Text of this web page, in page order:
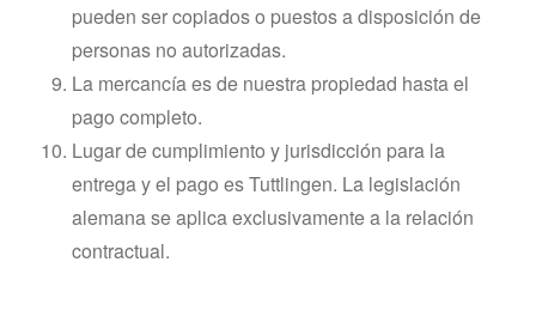
pueden ser copiados o puestos a disposición de
personas no autorizadas.
La mercancía es de nuestra propiedad hasta el
pago completo.
Lugar de cumplimiento y jurisdicción para la
entrega y el pago es Tuttlingen. La legislación
alemana se aplica exclusivamente a la relación
contractual.